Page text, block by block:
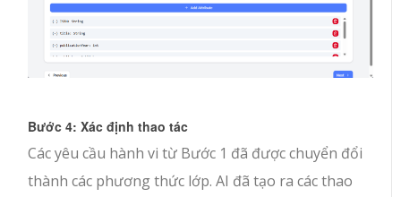
Bước 4: Xác định thao tác
Các yêu cầu hành vi từ Bước 1 đã được chuyển đổi
thành các phương thức lớp. AI đã tạo ra các thao